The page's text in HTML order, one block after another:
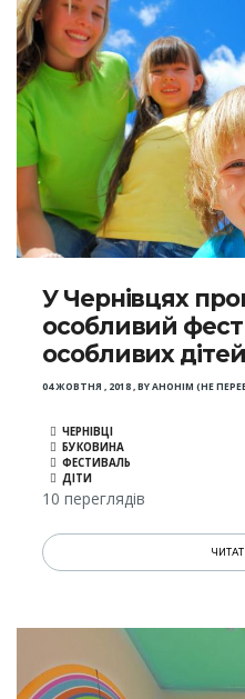
У Чернівцях
особливий
особливих дітей
04 ЖОВТНЯ , 2018,BYАНОНІМ (НЕ
ЧЕРНІВЦІ
БУКОВИНА
ФЕСТИВАЛЬ
ДІТИ
10 переглядів